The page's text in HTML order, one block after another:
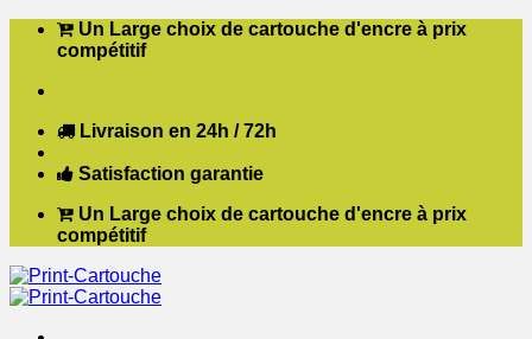
Passer Un Large choix de cartouche d'encre à prix
compétitif
Livraison en 24h / 72h
Satisfaction garantie
Un Large choix de cartouche d'encre à prix
compétitif